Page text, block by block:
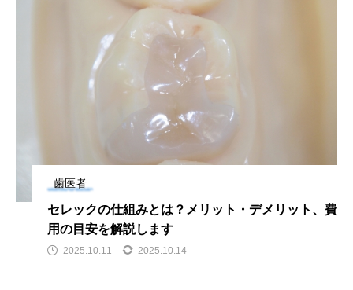
セラミックの歯の磨き方は普
通の歯と同じで大丈夫？正し
い磨き方や注意点、長持ちさ
注目のトピック
コラム セラミック
歯医者
セレックの仕組みとは？メリット・デメリット、費
用の目安を解説します
2025.10.11 2025.10.14